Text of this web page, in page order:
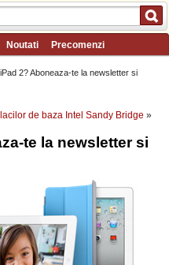
Noutati Precomenzi
Forum Blog Angajari
2? Aboneaza-te la newsletter si
de baza Intel Sandy Bridge »
te la newsletter si